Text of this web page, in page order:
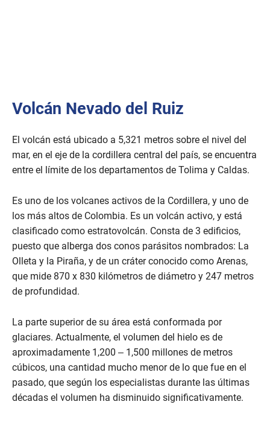
Volcán Nevado del Ruiz
El volcán está ubicado a 5,321 metros sobre el nivel del
mar, en el eje de la cordillera central del país, se encuentra
entre el límite de los departamentos de Tolima y Caldas.
Es uno de los volcanes activos de la Cordillera, y uno de
los más altos de Colombia. Es un volcán activo, y está
clasificado como estratovolcán. Consta de 3 edificios,
puesto que alberga dos conos parásitos nombrados: La
Olleta y la Piraña, y de un cráter conocido como Arenas,
que mide 870 x 830 kilómetros de diámetro y 247 metros
de profundidad.
La parte superior de su área está conformada por
glaciares. Actualmente, el volumen del hielo es de
aproximadamente 1,200 – 1,500 millones de metros
cúbicos, una cantidad mucho menor de lo que fue en el
pasado, que según los especialistas durante las últimas
décadas el volumen ha disminuido significativamente.